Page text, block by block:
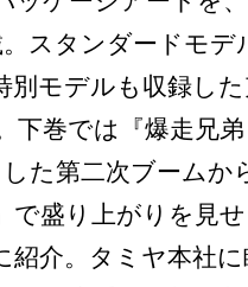
スタンダードモデ
別モデルも収録し
下巻では『爆走兄
た第二次ブームか
で盛り上がりを見
紹介。タミヤ本社